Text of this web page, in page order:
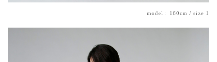
model : 160cm / size 1